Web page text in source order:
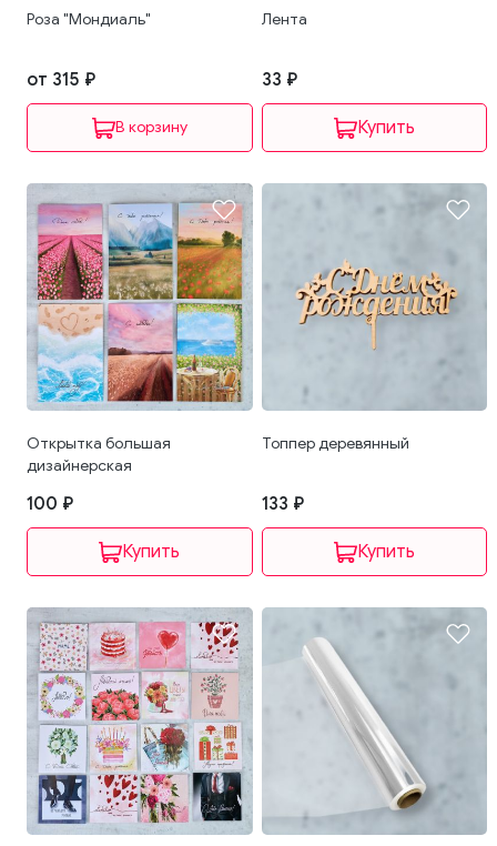
Роза "Мондиаль"
от 315 ₽
В корзину
Лента
33 ₽
Открытка большая
дизайнерская
100 ₽
Топпер деревянный
133 ₽